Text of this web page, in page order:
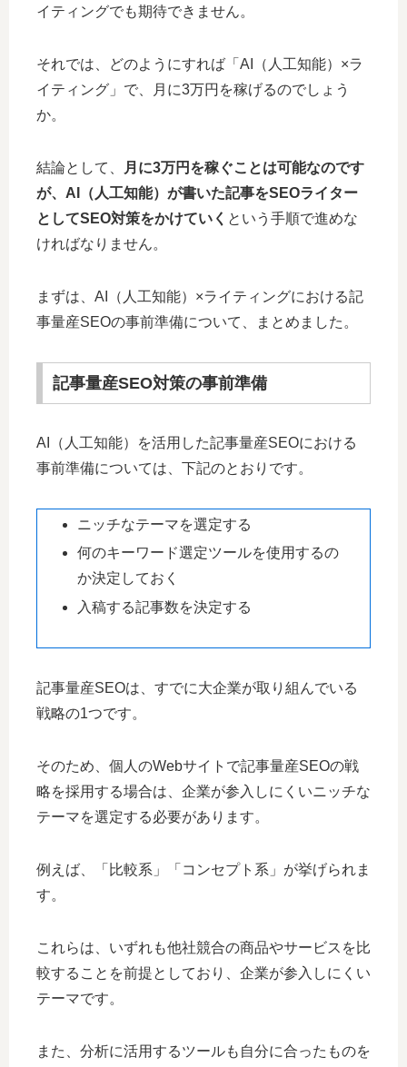
イティングでも期待できません。
それでは、どのようにすれば「AI（人工知能）×ラ
イティング」で、月に3万円を稼げるのでしょう
か。
結論として、
月に3万円を稼ぐことは可能なのです
が、AI（人工知能）が書いた記事をSEOライター
としてSEO対策をかけていく という手順で進めな
ければなりません。
まずは、AI（人工知能）×ライティングにおける記
事量産SEOの事前準備について、まとめました。
記事量産SEO対策の事前準備
AI（人工知能）を活用した記事量産SEOにおける
事前準備については、下記のとおりです。
ニッチなテーマを選定する
何のキーワード選定ツールを使用するの
か決定しておく
入稿する記事数を決定する
記事量産SEOは、すでに大企業が取り組んでいる
戦略の1つです。
そのため、個人のWebサイトで記事量産SEOの戦
略を採用する場合は、企業が参入しにくいニッチな
テーマを選定する必要があります。
例えば、「比較系」「コンセプト系」が挙げられま
す。
これらは、いずれも他社競合の商品やサービスを比
較することを前提としており、企業が参入しにくい
テーマです。
また、分析に活用するツールも自分に合ったものを